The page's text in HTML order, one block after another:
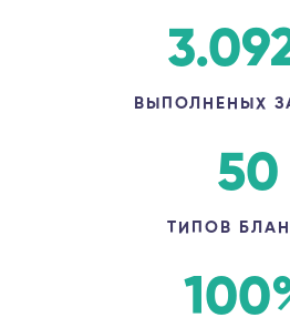
ВЫПОЛНЕНЫХ
50
ТИПОВ
100